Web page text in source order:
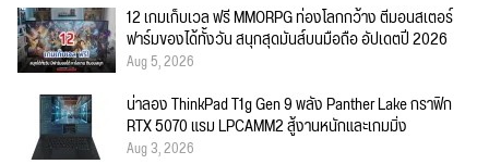
12 เกมเก็บเวล ฟรี MMORPG ท่องโลกกว้าง ตีมอนสเตอร์
ฟาร์มของได้ทั้งวัน สนุกสุดมันส์บนมือถือ อัปเดตปี 2026
Aug 5, 2026
น่าลอง ThinkPad T1g Gen 9 พลัง Panther Lake กราฟิก
RTX 5070 แรม LPCAMM2 สู้งานหนักและเกมมิ่ง
Aug 3, 2026